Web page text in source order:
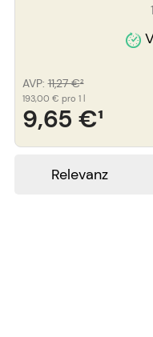
9,65 €¹
AVP: 11,27 €²
193,00 € pro 1 l